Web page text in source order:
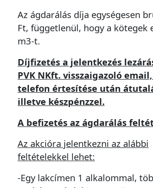
Az ágdarálás díja egységesen
Ft, függetlenül, hogy a kötegek
m3-t.
Díjfizetés a jelentkezés
PVK NKft. visszaigazoló
telefon értesítése után
illetve készpénzzel.
A befizetés az ágdarálás
Az akcióra jelentkezni az alábbi
feltételekkel lehet:
-Egy lakcímen 1 alkalommal,